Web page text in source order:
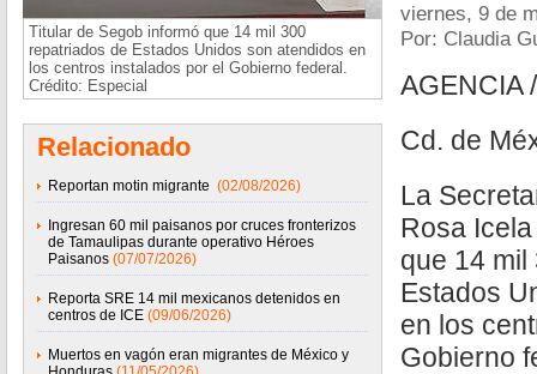
Titular de Segob informó que 14 mil 300
repatriados de Estados Unidos son atendidos en
los centros instalados por el Gobierno federal.
Crédito: Especial
Relacionado
Reportan motin migrante (02/08/2026)
Ingresan 60 mil paisanos por cruces fronterizos
de Tamaulipas durante operativo Héroes
Paisanos (07/07/2026)
Reporta SRE 14 mil mexicanos detenidos en
centros de ICE (09/06/2026)
Muertos en vagón eran migrantes de México y
viernes, 9 de
Por: Claudia
AGENCIA
Cd. de
La
Rosa
que 14
Estados
en los
Gobierno